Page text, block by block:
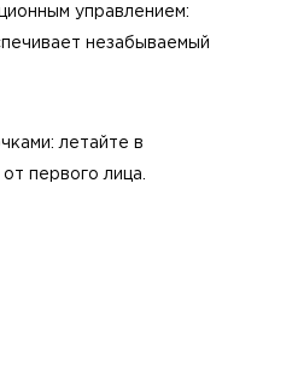
управлением:
незабываемый
летайте в
первого лица.